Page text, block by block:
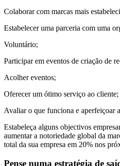
Colaborar com marcas mais
Estabelecer uma parceria com uma
Voluntário;
Participar em eventos de criação de
Acolher eventos;
Oferecer um ótimo serviço ao cliente;
Avaliar o que funciona e aperfeiçoar
Estabeleça alguns objectivos
aumentar a notoriedade global da
total da sua empresa em 20% nos
Pense numa estratégia de